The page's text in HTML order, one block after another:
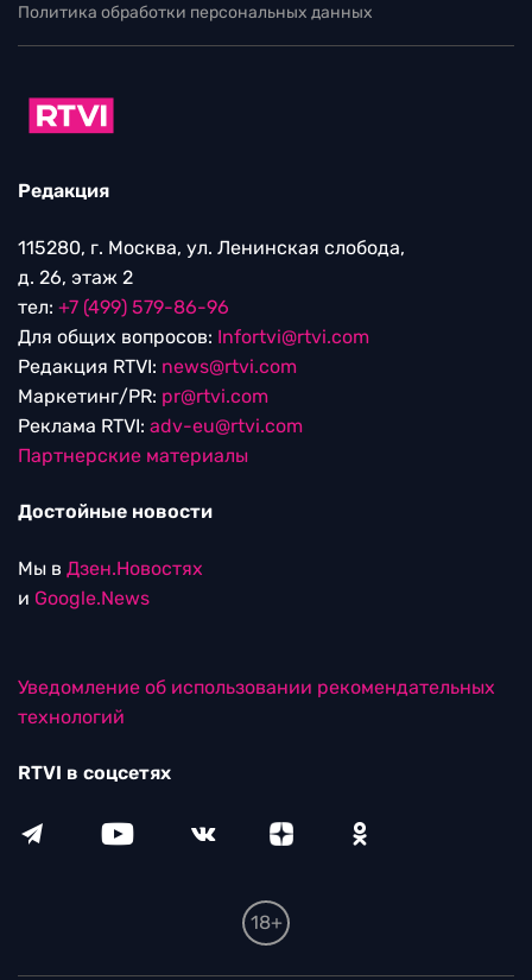
Политика обработки персональных данных
Редакция
115280, г. Москва, ул. Ленинская слобода,
д. 26, этаж 2
тел: +7 (499) 579-86-96
Для общих вопросов: Infortvi@rtvi.com
Редакция RTVI: news@rtvi.com
Маркетинг/PR: pr@rtvi.com
Реклама RTVI: adv-eu@rtvi.com
Партнерские материалы
Достойные новости
Мы в Дзен.Новостях
и Google.News
Уведомление об использовании рекомендательных
технологий
RTVI в соцсетях
18+